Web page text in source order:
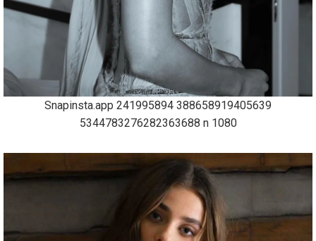
Snapinsta.app 241995894 388658919405639
5344783276282363688 n 1080